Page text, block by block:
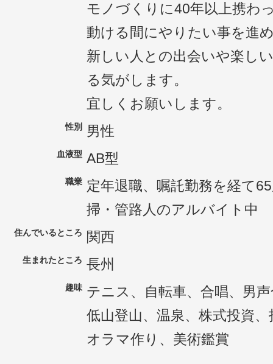
モノづくりに40年以上携わ
動ける間にやりたい事を進
新しい人との出会いや楽し
る気がします。
宜しくお願いします。
性別 男性
血液型 AB型
職業 定年退職、嘱託勤務を経て
掃・管路人のアルバイト中
住んでいるところ 関西
生まれたところ 長州
趣味 テニス、自転車、合唱、男
低山登山、温泉、株式投資
オラマ作り、美術鑑賞